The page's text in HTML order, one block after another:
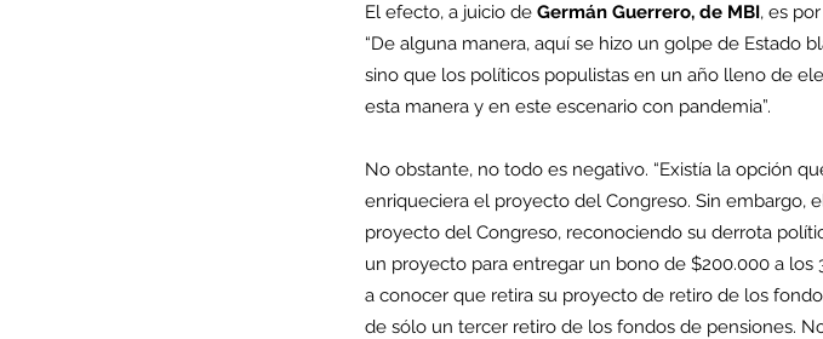
Minería del cobre enfrenta
operaciones avanzan en
inversión y eficiencia
El efecto, a juicio de Germán Guerrero, de MBI, es
“De alguna manera, aquí se hizo un golpe de Estado
sino que los políticos populistas en un año lleno de
esta manera y en este escenario con pandemia”.
No obstante, no todo es negativo. “Existía la opción
enriqueciera el proyecto del Congreso. Sin embargo,
proyecto del Congreso, reconociendo su derrota
un proyecto para entregar un bono de $200.000 a
a conocer que retira su proyecto de retiro de los
de sólo un tercer retiro de los fondos de pensiones.